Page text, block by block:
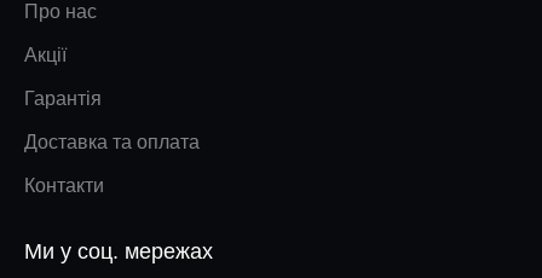
Про нас
Акції
Гарантія
Доставка та оплата
Контакти
Ми у соц. мережах